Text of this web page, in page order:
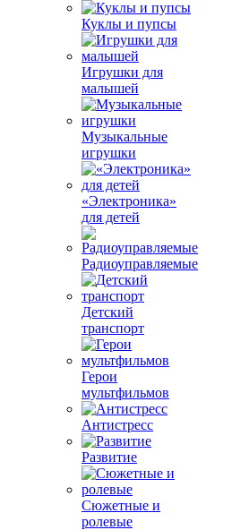
Куклы и пупсы
Игрушки для
малышей
Музыкальные
игрушки
«Электроника»
для детей
Радиоуправляемые
Детский
транспорт
Герои
мультфильмов
Антистресс
Развитие
Сюжетные и
ролевые